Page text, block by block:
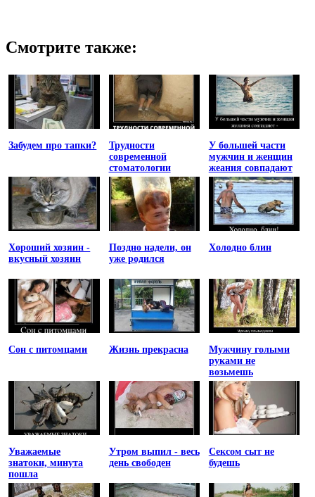
Смотрите также:
Забудем про тапки?
Трудности
современной
стоматологии
У большей части
мужчин и женщин
жеания совпадают
Хороший хозяин -
вкусный хозяин
Поздно надели, он
уже родился
Холодно блин
Сон с питомцами Жизнь прекрасна
Мужчину голыми
руками не
возьмешь
Уважаемые
знатоки, минута
пошла
Утром выпил - весь
день свободен
Сексом сыт не
будешь